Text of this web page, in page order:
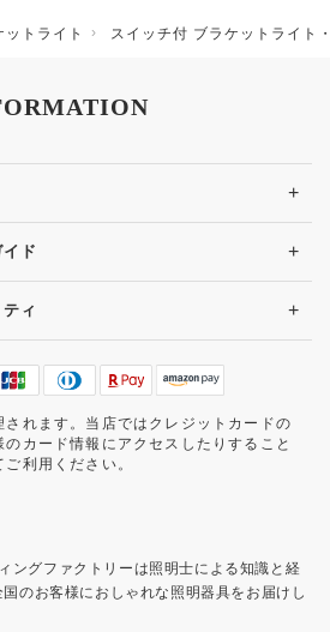
ットライト スイッチ付 ブラケットライト
+
ド +
ィ +
れます。当店ではクレジットカードの
カード情報にアクセスしたりすること
利用ください。
ングファクトリーは照明士による知識と経
のお客様におしゃれな照明器具をお届けし